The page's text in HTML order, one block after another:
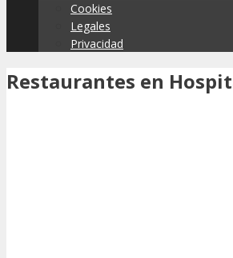
Cookies
Legales
Privacidad
Restaurantes en